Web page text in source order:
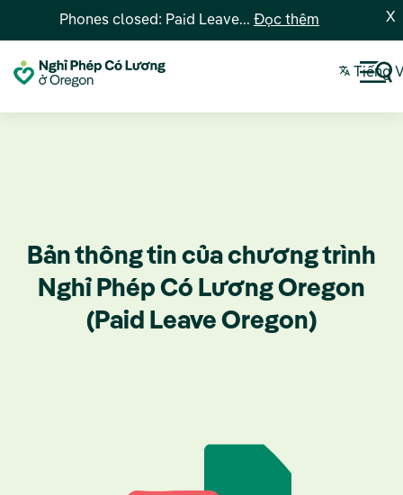
Phones closed: Paid Leave... Đọc thêm X
Tiếng
Bản thông tin của chương trình
Nghỉ Phép Có Lương Oregon
(Paid Leave Oregon)